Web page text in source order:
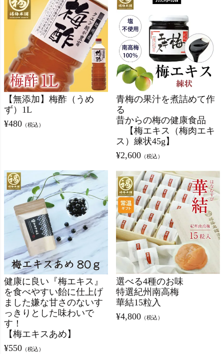
【無添加】梅酢（うめ
ず）1L
¥480 （税込）
青梅の果汁を煮詰めて作
る
昔からの梅の健康食品
【梅エキス（梅肉エキ
ス）練状45g】
¥2,600 （税込）
健康に良い『梅エキス』
を食べやすい飴に仕上げ
ました嫌な甘さのないす
っきりとした味わいで
す！
【梅エキスあめ】
¥550 （税込）
選べる4種のお味
特選紀州南高梅
華結15粒入
¥4,800 （税込）